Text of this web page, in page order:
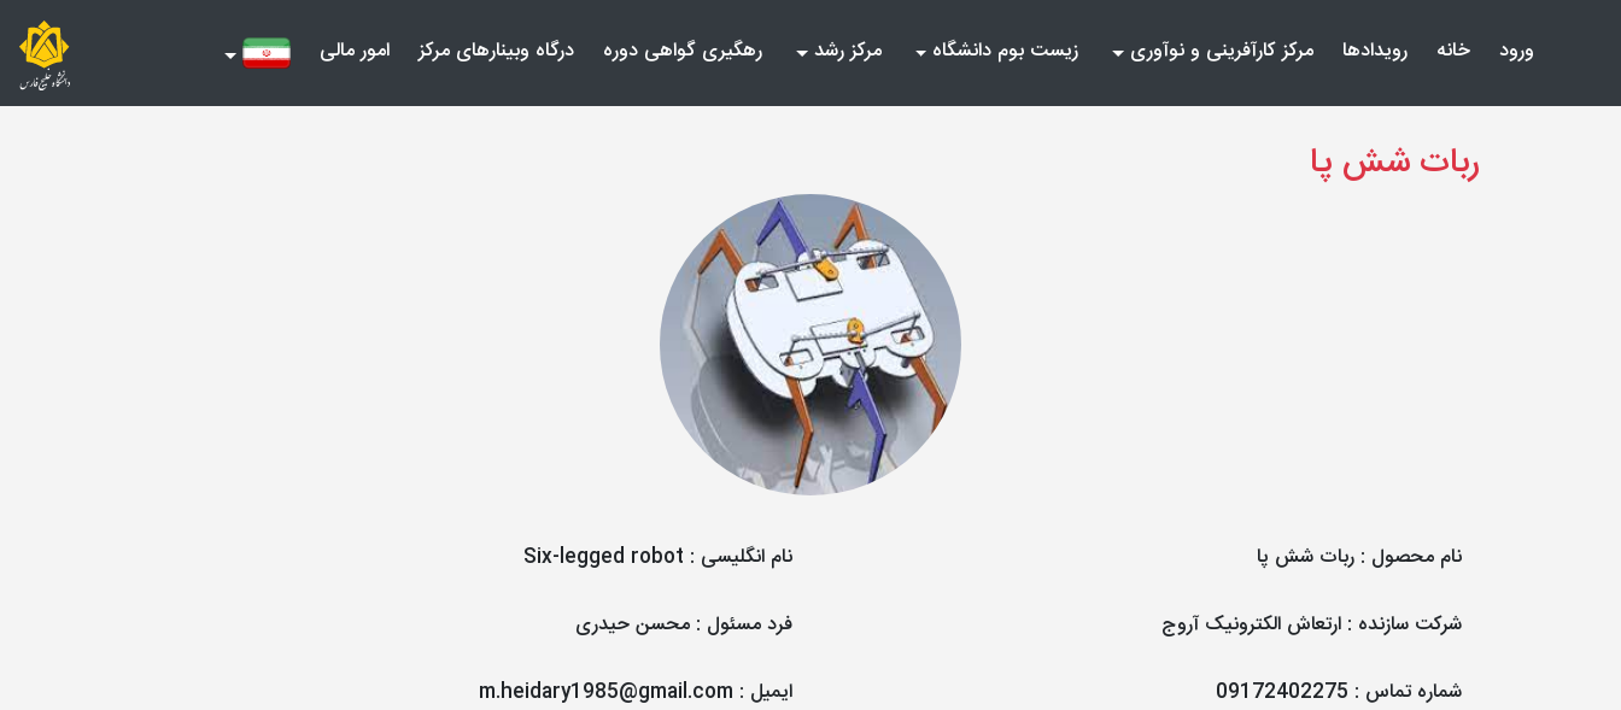
ورود
(current) خانه رویدادها مرکز کارآفرینی و نوآوری زیست بوم دانشگاه مرکز رشد رهگیری گواهی دوره درگاه وبینارهای مرکز امور مالی
ربات شش پا
نام محصول : ربات شش پا نام انگلیسی :
Six-legged robot
شرکت سازنده : ارتعاش الکترونیک آروج فرد مسئول : محسن حیدری
شماره تماس :
09172402275 ایمیل :
m.heidary1985@gmail.com